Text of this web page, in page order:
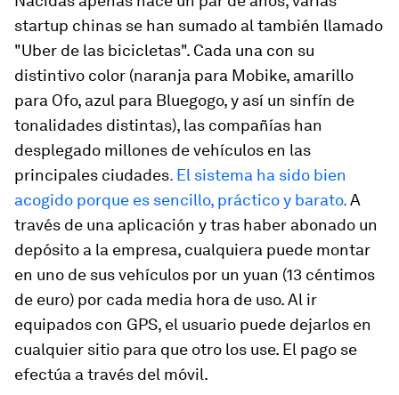
startup chinas se han sumado al también llamado
"Uber de las bicicletas". Cada una con su
distintivo color (naranja para Mobike, amarillo
para Ofo, azul para Bluegogo, y así un sinfín de
tonalidades distintas), las compañías han
desplegado millones de vehículos en las
principales ciudades. El sistema ha sido bien
acogido porque es sencillo, práctico y barato.A
través de una aplicación y tras haber abonado un
depósito a la empresa, cualquiera puede montar
en uno de sus vehículos por un yuan (13 céntimos
de euro) por cada media hora de uso. Al ir
equipados con GPS, el usuario puede dejarlos en
cualquier sitio para que otro los use. El pago se
efectúa a través del móvil.